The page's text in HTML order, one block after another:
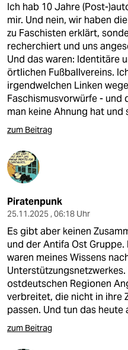
Ich hab 10 Jahre (Post-
mir. Und nein, wir haben
zu Faschisten erklärt,
recherchiert und uns
Und das waren: Identitäre
örtlichen Fußballvereins.
irgendwelchen Linken
Faschismusvorwürfe - und
man keine Ahnung hat und
zum Beitrag
Piratenpunk
25.11.2025 , 06:18 Uhr
Es gibt aber keinen
und der Antifa Ost
waren meines Wissens
ostdeutschen Regionen
verbreitet, die nicht in ihre
passen. Und tun das heute
zum Beitrag